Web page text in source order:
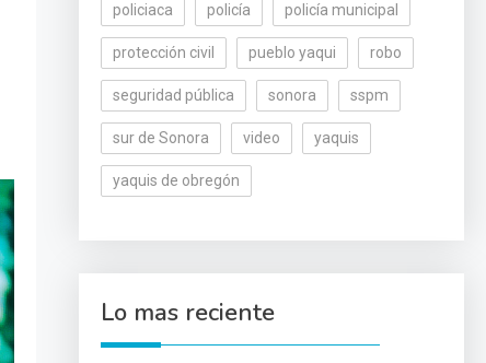
policiaca policía policía municipal
protección civil pueblo yaqui robo
seguridad pública sonora sspm
sur de Sonora video yaquis
yaquis de obregón
Lo mas reciente